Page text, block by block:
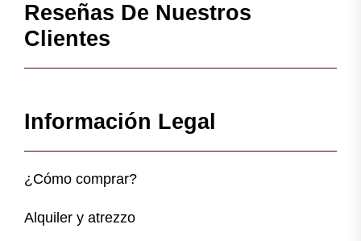
Reseñas De Nuestros
Clientes
Información Legal
¿Cómo comprar?
Alquiler y atrezzo